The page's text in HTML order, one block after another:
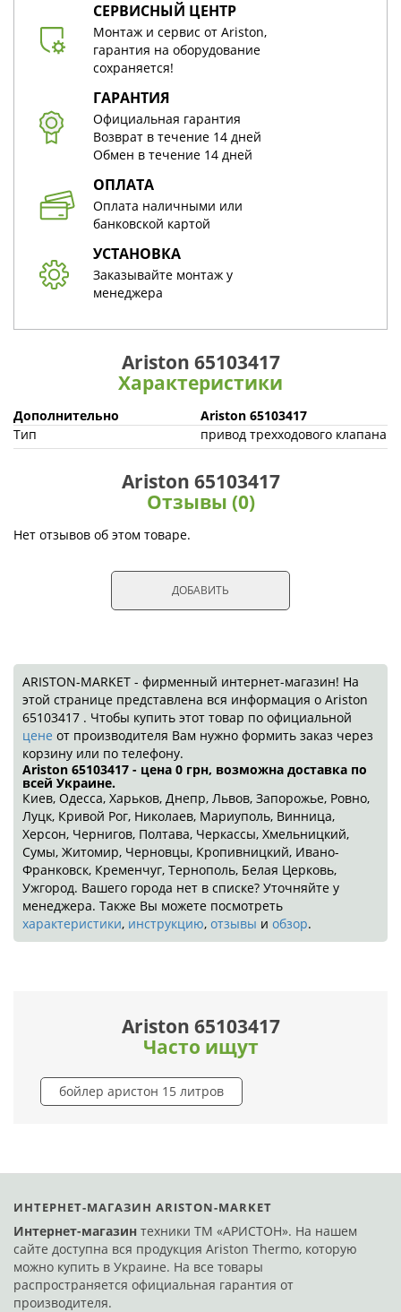
СЕРВИСНЫЙ ЦЕНТР
Монтаж и сервис от Ariston,
гарантия на оборудование
сохраняется!
ГАРАНТИЯ
Официальная гарантия
Возврат в течение 14 дней
Обмен в течение 14 дней
ОПЛАТА
Оплата наличными или
банковской картой
УСТАНОВКА
Заказывайте монтаж у
менеджера
Ariston 65103417
Характеристики
Дополнительно
Ariston 65103417
Тип
привод трехходового клапана
Ariston 65103417
Отзывы (0)
Нет отзывов об этом товаре.
ДОБАВИТЬ
ARISTON-MARKET - фирменный интернет-магазин! На
этой странице представлена вся информация о Ariston
65103417 . Чтобы купить этот товар по официальной
цене от производителя Вам нужно формить заказ через
корзину или по телефону.
Ariston 65103417 - цена 0 грн, возможна доставка по
всей Украине.
Киев, Одесса, Харьков, Днепр, Львов, Запорожье, Ровно,
Луцк, Кривой Рог, Николаев, Мариуполь, Винница,
Херсон, Чернигов, Полтава, Черкассы, Хмельницкий,
Сумы, Житомир, Черновцы, Кропивницкий, Ивано-
Франковск, Кременчуг, Тернополь, Белая Церковь,
Ужгород. Вашего города нет в списке? Уточняйте у
менеджера. Также Вы можете посмотреть
характеристики, инструкцию, отзывы и обзор.
Ariston 65103417
Часто ищут
бойлер аристон 15 литров
ИНТЕРНЕТ-МАГАЗИН ARISTON-MARKET
Интернет-магазин техники ТМ «АРИСТОН». На нашем
сайте доступна вся продукция Ariston Thermo, которую
можно купить в Украине. На все товары
распространяется официальная гарантия от
производителя.